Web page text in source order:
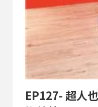
EP127- 超人